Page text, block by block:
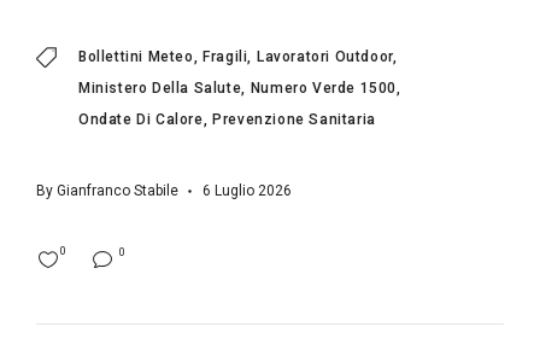
Bollettini Meteo Fragili Lavoratori Outdoor
Ministero Della Salute Numero Verde 1500
Ondate Di Calore Prevenzione Sanitaria
By Gianfranco Stabile 6 Luglio 2026
0
0